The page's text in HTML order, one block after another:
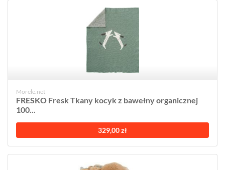
Morele.net
FRESKO Fresk Tkany kocyk z bawełny organicznej
100...
329,00 zł